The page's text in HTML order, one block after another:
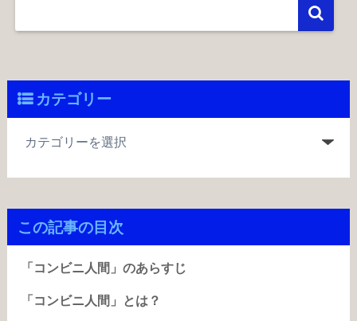
カテゴリー
この記事の目次
「コンビニ人間」のあらすじ
「コンビニ人間」とは？